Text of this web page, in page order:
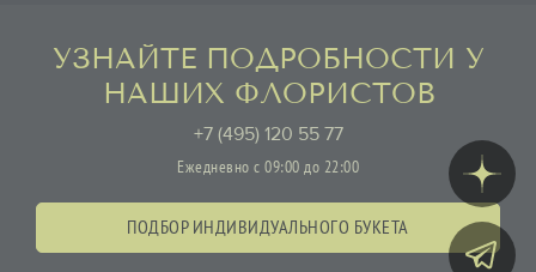
УЗНАЙТЕ ПОДРОБНОСТИ У
НАШИХ ФЛОРИСТОВ
+7 (495) 120 55 77
Ежедневно с 09:00 до 22:00
ПОДБОР ИНДИВИДУАЛЬНОГО БУКЕТА